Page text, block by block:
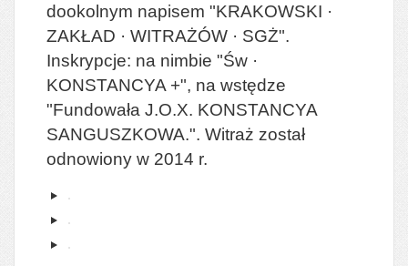
dookolnym napisem "KRAKOWSKI ·
ZAKŁAD · WITRAŻÓW · SGŻ".
Inskrypcje: na nimbie "Św ·
KONSTANCYA +", na wstędze
"Fundowała J.O.X. KONSTANCYA
SANGUSZKOWA.". Witraż został
odnowiony w 2014 r.